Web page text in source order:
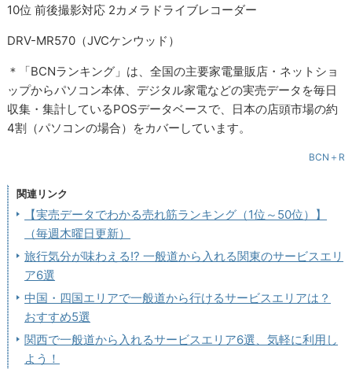
10位 前後撮影対応 2カメラドライブレコーダー
DRV-MR570（JVCケンウッド）
＊「BCNランキング」は、全国の主要家電量販店・ネットショ
ップからパソコン本体、デジタル家電などの実売データを毎日
収集・集計しているPOSデータベースで、日本の店頭市場の約
4割（パソコンの場合）をカバーしています。
BCN＋R
関連リンク
【実売データでわかる売れ筋ランキング（1位～50位）】
（毎週木曜日更新）
旅行気分が味わえる!? 一般道から入れる関東のサービスエリ
ア6選
中国・四国エリアで一般道から行けるサービスエリアは？
おすすめ5選
関西で一般道から入れるサービスエリア6選、気軽に利用し
よう！